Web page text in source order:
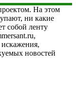
На этом
ни какие
собой ленту
новостей